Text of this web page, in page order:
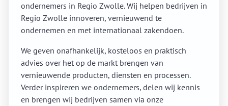
ondernemers in Regio Zwolle. Wij helpen bedrijven in
Regio Zwolle innoveren, vernieuwend te
ondernemen en met internationaal zakendoen.
We geven onafhankelijk, kosteloos en praktisch
advies over het op de markt brengen van
vernieuwende producten, diensten en processen.
Verder inspireren we ondernemers, delen wij kennis
en brengen wij bedrijven samen via onze